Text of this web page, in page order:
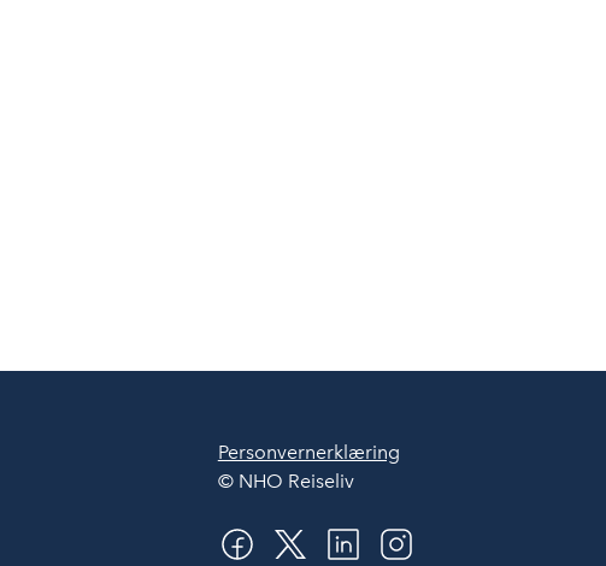
Personvernerklæring
© NHO Reiseliv